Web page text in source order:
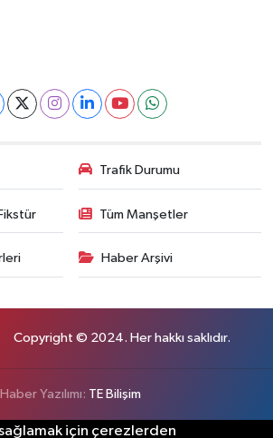
Trafik Durumu
Tüm Manşetler
Haber Arşivi
Copyright © 2024. Her hakkı saklıdır.
Haber Yazılımı: TE Bilişim
için çerezlerden